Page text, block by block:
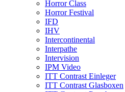
Horror Class
Horror Festival
IFD
IHV
Intercontinental
Interpathe
Intervision
IPM Video
ITT Contrast Einleger
ITT Contrast Glasboxen